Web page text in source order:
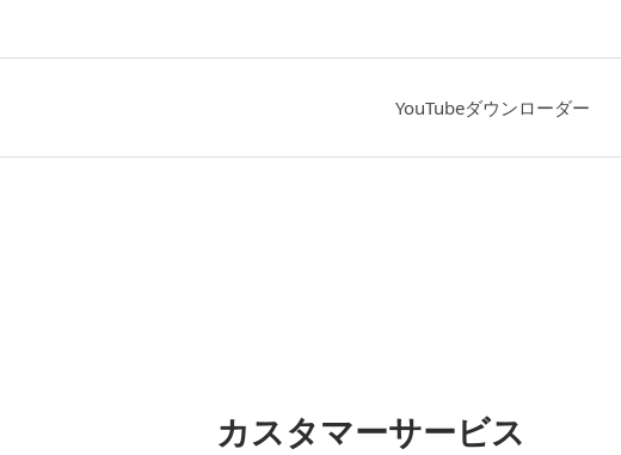
YouTubeダウンローダー
カスタマーサービス